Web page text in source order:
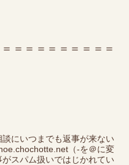
＝＝＝＝＝＝＝＝＝
にいつまでも返事が来ない
（-を＠に変
スパム扱いではじかれてい